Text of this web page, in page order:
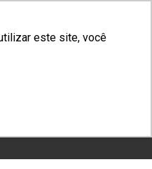
este site, você